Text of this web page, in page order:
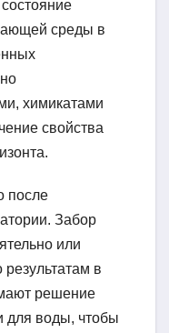
среды в
химикатами
свойства
после
Забор
или
в
решение
для воды, чтобы